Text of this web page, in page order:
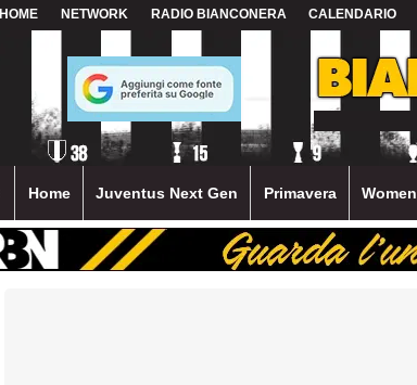
HOME NETWORK RADIO BIANCONERA CALENDARIO
Home Juventus Next Gen Primavera Women